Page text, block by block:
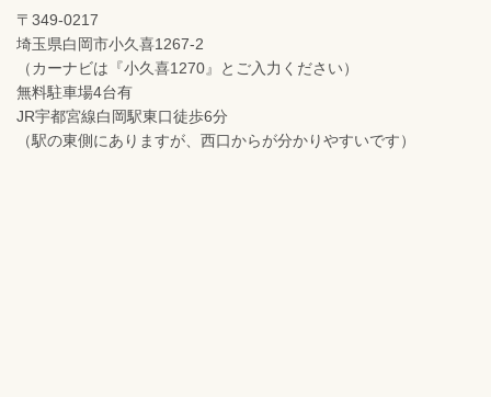
〒349-0217
埼玉県白岡市小久喜1267-2
（カーナビは『小久喜1270』とご入力ください）
無料駐車場4台有
JR宇都宮線白岡駅東口徒歩6分
（駅の東側にありますが、西口からが分かりやすいです）